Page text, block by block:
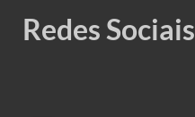
Redes Sociais